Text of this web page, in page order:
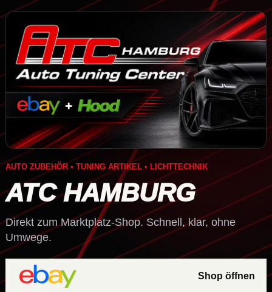
AUTO ZUBEHÖR • TUNING ARTIKEL • LICHTTECHNIK
ATC HAMBURG
Direkt zum Marktplatz-Shop. Schnell, klar, ohne
Umwege.
Shop öffnen